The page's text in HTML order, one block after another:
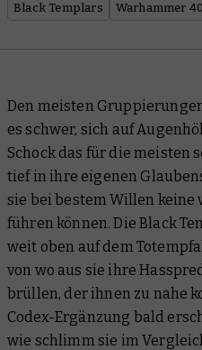
Black Templars Warhammer
Den meisten
es schwer, sich auf
Schock das für die meisten
tief in ihre eigenen
sie bei bestem Willen
führen können. Die Black
weit oben auf dem
von wo aus sie ihre
brüllen, der ihnen zu nahe
Codex-Ergänzung bald
wie schlimm sie im